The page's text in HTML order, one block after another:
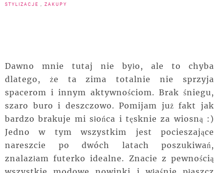
STYLIZACJE
ZAKUPY
Dawno mnie tutaj nie było, ale to chyba
dlatego, że ta zima totalnie nie sprzyja
spacerom i innym aktywnościom. Brak śniegu,
szaro buro i deszczowo. Pomijam już fakt jak
bardzo brakuje mi słońca i tęsknie za wiosną :)
Jedno w tym wszystkim jest pocieszające
nareszcie po dwóch latach poszukiwań,
znalazłam futerko idealne. Znacie z pewnością